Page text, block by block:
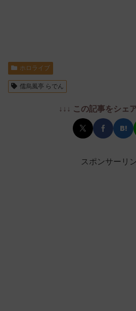
ホロライブ
儒烏風亭 らでん
↓↓↓ この記事をシェ
スポンサーリ